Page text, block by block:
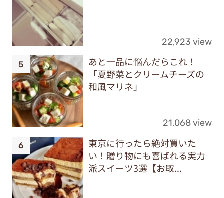
22,923 view
あと一品に悩んだらこれ！
「夏野菜とクリームチーズの
和風マリネ」
21,068 view
東京に行ったら絶対買いた
い！贈り物にも喜ばれる実力
派スイーツ3選【お取...